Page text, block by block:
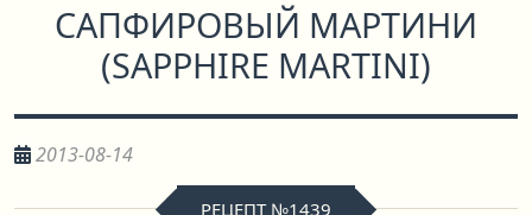
САПФИРОВЫЙ МАРТИНИ
(SAPPHIRE MARTINI)
2013-08-14
РЕЦЕПТ №1439